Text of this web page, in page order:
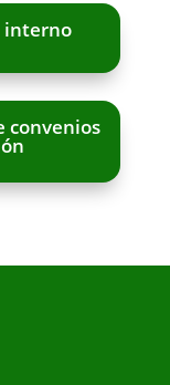
interno
convenios